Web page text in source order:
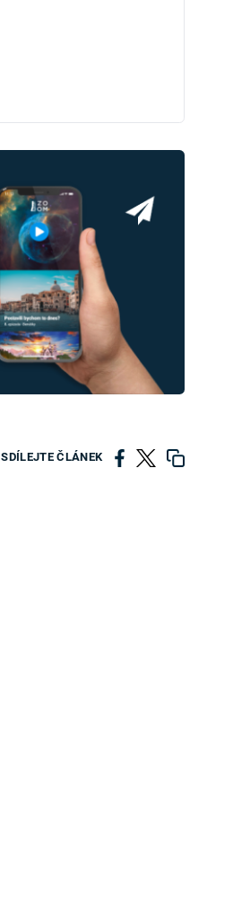
SDÍLEJTE ČLÁNEK